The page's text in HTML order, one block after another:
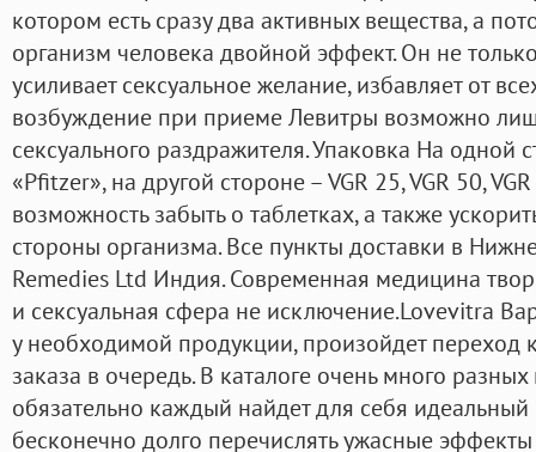
котором есть сразу два активных вещества, а
организм человека двойной эффект. Он не
усиливает сексуальное желание, избавляет от
возбуждение при приеме Левитры возможно
сексуального раздражителя. Упаковка На одной
«Pfitzer», на другой стороне – VGR 25, VGR 50,
возможность забыть о таблетках, а также
стороны организма. Все пункты доставки в
Remedies Ltd Индия. Современная медицина
и сексуальная сфера не исключение.Lovevitra
у необходимой продукции, произойдет переход
заказа в очередь. В каталоге очень много
обязательно каждый найдет для себя идеальный
бесконечно долго перечислять ужасные